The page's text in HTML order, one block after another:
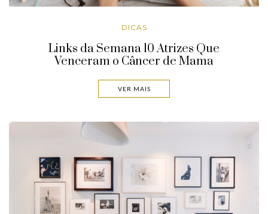
DICAS
Links da Semana 10 Atrizes Que
Venceram o Câncer de Mama
VER MAIS